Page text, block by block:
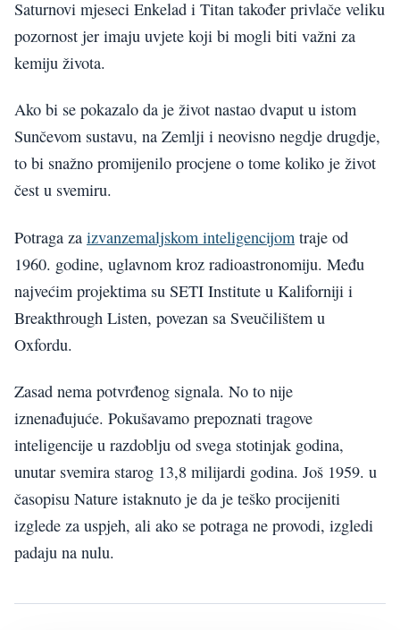
Saturnovi mjeseci Enkelad i Titan također privlače veliku
pozornost jer imaju uvjete koji bi mogli biti važni za
kemiju života.
Ako bi se pokazalo da je život nastao dvaput u istom
Sunčevom sustavu, na Zemlji i neovisno negdje drugdje,
to bi snažno promijenilo procjene o tome koliko je život
čest u svemiru.
Potraga za izvanzemaljskom inteligencijom traje od
1960. godine, uglavnom kroz radioastronomiju. Među
najvećim projektima su SETI Institute u Kaliforniji i
Breakthrough Listen, povezan sa Sveučilištem u
Oxfordu.
Zasad nema potvrđenog signala. No to nije
iznenađujuće. Pokušavamo prepoznati tragove
inteligencije u razdoblju od svega stotinjak godina,
unutar svemira starog 13,8 milijardi godina. Još 1959. u
časopisu Nature istaknuto je da je teško procijeniti
izglede za uspjeh, ali ako se potraga ne provodi, izgledi
padaju na nulu.